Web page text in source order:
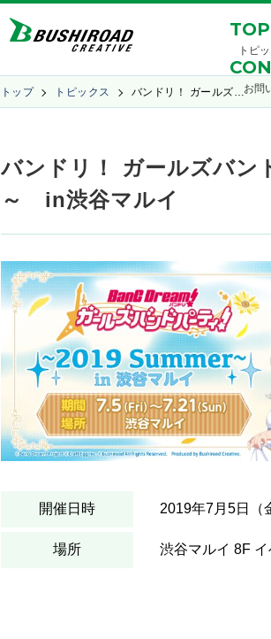
トピ
お問
トップ トピックス バンドリ！ ガールズ…
バンドリ！ ガールズバ
～ in渋谷マルイ
開催日時 2019年7月5日（
場所 渋谷マルイ 8F